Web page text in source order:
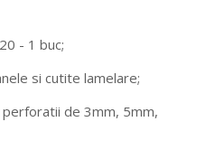
- 1 buc;
si cutite lamelare;
de 3mm, 5mm,